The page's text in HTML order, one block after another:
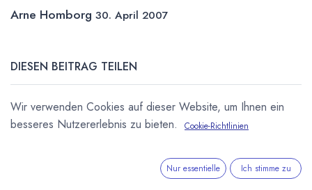
Arne Homborg 30. April 2007
DIESEN BEITRAG TEILEN
Wir verwenden Cookies auf dieser Website, um Ihnen ein
besseres Nutzererlebnis zu bieten.
Cookie-Richtlinien
Nur essentielle Ich stimme zu